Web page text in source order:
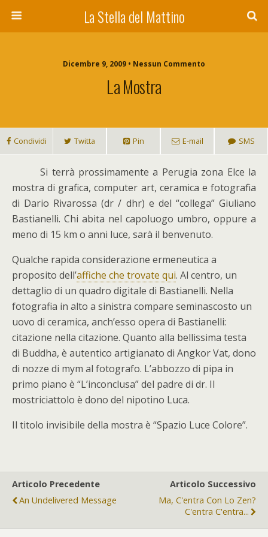
La Stella del Mattino
Dicembre 9, 2009 • Nessun Commento
La Mostra
Condividi Twitta Pin E-mail SMS
Si terrà prossimamente a Perugia zona Elce la
mostra di grafica, computer art, ceramica e fotografia
di Dario Rivarossa (dr / dhr) e del “collega” Giuliano
Bastianelli. Chi abita nel capoluogo umbro, oppure a
meno di 15 km o anni luce, sarà il benvenuto.
Qualche rapida considerazione ermeneutica a
proposito dell’affiche che trovate qui. Al centro, un
dettaglio di un quadro digitale di Bastianelli. Nella
fotografia in alto a sinistra compare seminascosto un
uovo di ceramica, anch’esso opera di Bastianelli:
citazione nella citazione. Quanto alla bellissima testa
di Buddha, è autentico artigianato di Angkor Vat, dono
di nozze di mym al fotografo. L’abbozzo di pipa in
primo piano è “L’inconclusa” del padre di dr. Il
mostriciattolo è dono del nipotino Luca.
Il titolo invisibile della mostra è “Spazio Luce Colore”.
Articolo Precedente
An Undelivered Message
Articolo Successivo
Ma, C'entra Con Lo Zen?
C'entra C'entra...